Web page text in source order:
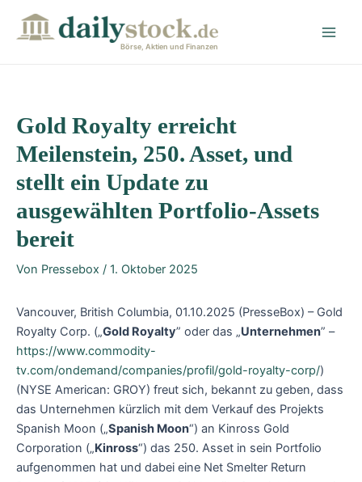
Börse, Aktien und Finanzen
Gold Royalty erreicht
Meilenstein, 250. Asset, und
stellt ein Update zu
ausgewählten Portfolio-Assets
bereit
Von Pressebox / 1. Oktober 2025
Vancouver, British Columbia, 01.10.2025 (PresseBox) – Gold
Royalty Corp. („Gold Royalty” oder das „Unternehmen” –
https://www.commodity-
tv.com/ondemand/companies/profil/gold-royalty-corp/)
(NYSE American: GROY) freut sich, bekannt zu geben, dass
das Unternehmen kürzlich mit dem Verkauf des Projekts
Spanish Moon („Spanish Moon“) an Kinross Gold
Corporation („Kinross“) das 250. Asset in sein Portfolio
aufgenommen hat und dabei eine Net Smelter Return